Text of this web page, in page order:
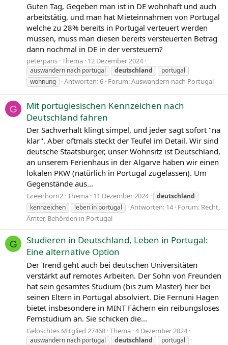
Guten Tag, Gegeben man ist in DE wohnhaft und auch
arbeitstätig, und man hat Mieteinnahmen von Portugal
welche zu 28% bereits in Portugal verteuert werden
müssen, muss man diesen bereits versteuerten Betrag
dann nochmal in DE in der versteuern?
peterpans Thema 12 Dezember 2024
auswandern nach portugal deutschland
portugal
wohnung
Antworten: 6 Forum:Auswandern nach Portugal
G
Mit portugiesischen Kennzeichen nach
Deutschland fahren
Der Sachverhalt klingt simpel, und jeder sagt sofort "na
klar". Aber oftmals steckt der Teufel im Detail. Wir sind
deutsche Staatsbürger, unser Wohnsitz ist Deutschland,
an unserem Ferienhaus in der Algarve haben wir einen
lokalen PKW (natürlich in Portugal zugelassen). Um
Gegenstände aus...
Greenhorn2 Thema 11 Dezember 2024
deutschland
kennzeichen
leben in portugal Antworten: 14 Forum: Recht,
Ämter, Behörden in Portugal
G
Studieren in Deutschland, Leben in Portugal:
Eine alternative Option
Der Trend geht auch bei deutschen Universitäten
verstärkt auf remotes Arbeiten. Der Sohn von Freunden
hat sein gesamtes Studium (bis zum Master) hier bei
seinen Eltern in Portugal absolviert. Die Fernuni Hagen
bietet insbesondere in MINT Fächern ein reibungsloses
Fernstudium an. Sie schicken die...
Gelöschtes Mitglied 27468 Thema 4 Dezember 2024
auswandern nach portugal deutschland portugal